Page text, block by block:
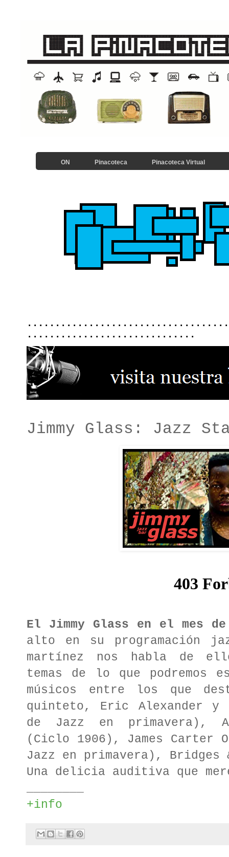
ON Pinacoteca Pinacoteca Virtual
..............................
Jimmy Glass: Jazz
El Jimmy Glass en el mes de
alto en su programación
martínez nos habla de
temas de lo que podremos
músicos entre los que
quinteto, Eric Alexander
de Jazz en primavera),
(Ciclo 1906), James Carter
Jazz en primavera), Bridges
Una delicia auditiva que
+info